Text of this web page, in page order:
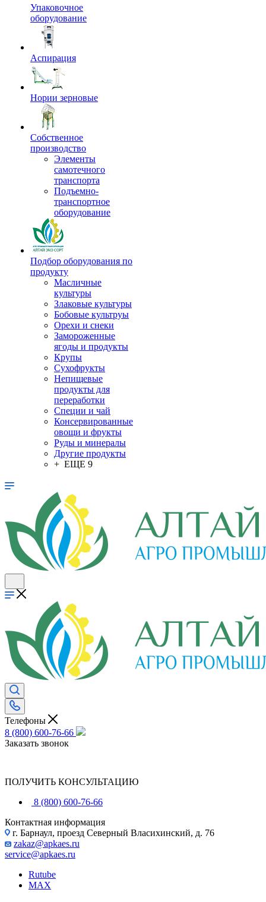
Упаковочное
оборудование
Аспирация
Нории зерновые
Собственное
производство
Элементы
самотечного
транспорта
Подъемно-
транспортное
оборудование
Подбор оборудования по
продукту
Масличные
культуры
Злаковые культуры
Бобовые культруы
Орехи и снеки
Замороженные
ягоды и продукты
Крупы
Сухофрукты
Непищевые
продукты для
переработки
Специи и чай
Консервированные
овощи и фрукты
Руды и минералы
Другие продукты
+ ЕЩЕ 9
Телефоны
8 (800) 600-76-66
Заказать звонок
ПОЛУЧИТЬ КОНСУЛЬТАЦИЮ
8 (800) 600-76-66
Контактная информация
г. Барнаул, проезд Северный Власихинский, д. 76
zakaz@apkaes.ru
service@apkaes.ru
Rutube
MAX